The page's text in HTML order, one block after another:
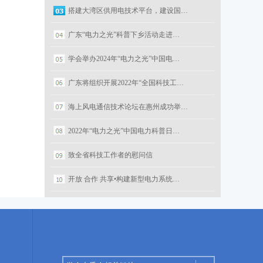
搭建大湾区供用电技术平台，建设国…
广东“电力之光”科普下乡活动走进…
学会举办2024年“电力之光”中国电…
广东将组织开展2022年“全国科技工…
海上风电通信技术论坛在惠州成功举…
2022年“电力之光”中国电力科普日…
致全省科技工作者的慰问信
开放 合作 共享•构建新型电力系统…